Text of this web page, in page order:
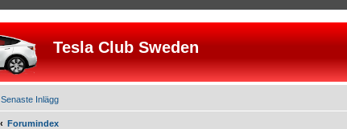
Tesla Club Sweden
Senaste Inlägg
Forumindex